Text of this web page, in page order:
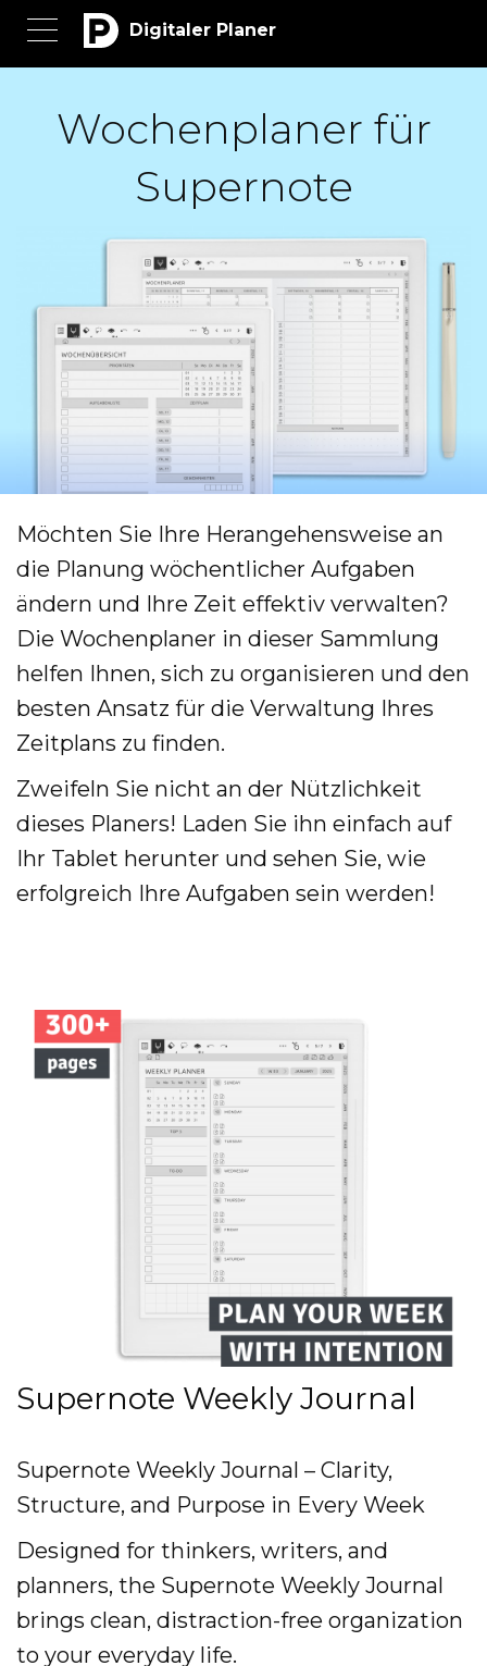
Digitaler Planer
Wochenplaner für
Supernote
Möchten Sie Ihre Herangehensweise an
die Planung wöchentlicher Aufgaben
ändern und Ihre Zeit effektiv verwalten?
Die Wochenplaner in dieser Sammlung
helfen Ihnen, sich zu organisieren und den
besten Ansatz für die Verwaltung Ihres
Zeitplans zu finden.
Zweifeln Sie nicht an der Nützlichkeit
dieses Planers! Laden Sie ihn einfach auf
Ihr Tablet herunter und sehen Sie, wie
erfolgreich Ihre Aufgaben sein werden!
Supernote Weekly Journal
Supernote Weekly Journal – Clarity,
Structure, and Purpose in Every Week
Designed for thinkers, writers, and
planners, the Supernote Weekly Journal
brings clean, distraction-free organization
to your everyday life.